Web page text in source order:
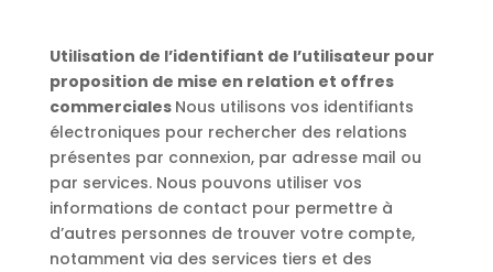
Utilisation de l’identifiant de l’utilisateur pour
proposition de mise en relation et offres
commerciales Nous utilisons vos identifiants
électroniques pour rechercher des relations
présentes par connexion, par adresse mail ou
par services. Nous pouvons utiliser vos
informations de contact pour permettre à
d’autres personnes de trouver votre compte,
notamment via des services tiers et des